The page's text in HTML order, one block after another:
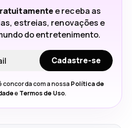
e receba as
estreias, renovações e
do entretenimento.
Cadastre-se
com a nossa Política de
e Termos de Uso.